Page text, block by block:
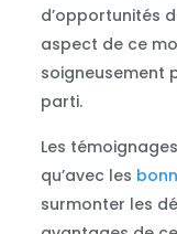
d’opportunités
aspect de ce
soigneusement
parti.
Les
qu’avec les
surmonter les